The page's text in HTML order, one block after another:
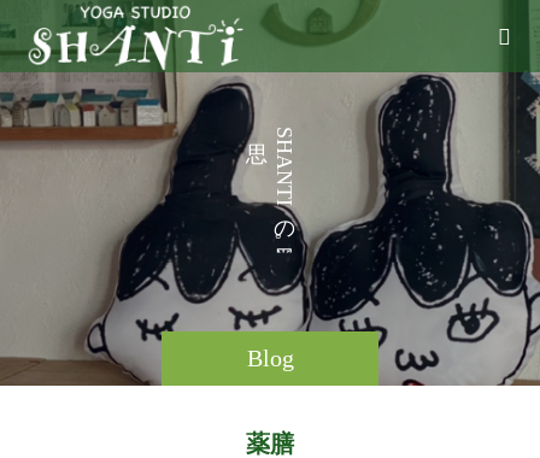
Blog
S
H
A
N
T
I
の
。
う
こ
薬膳